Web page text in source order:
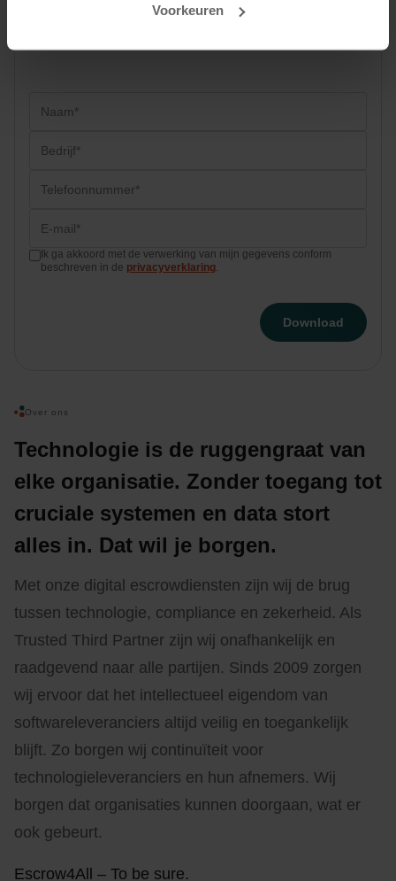
Voorkeuren
Download de gratis whitepaper ‘SaaS
Consent*
Ik ga akkoord met de verwerking van mijn gegevens conform
beschreven in de privacyverklaring.
Over ons
Technologie is de ruggengraat van
elke organisatie. Zonder toegang tot
cruciale systemen en data stort
alles in. Dat wil je borgen.
Met onze digital escrowdiensten zijn wij de brug
tussen technologie, compliance en zekerheid. Als
Trusted Third Partner zijn wij onafhankelijk en
raadgevend naar alle partijen. Sinds 2009 zorgen
wij ervoor dat het intellectueel eigendom van
softwareleveranciers altijd veilig en toegankelijk
blijft. Zo borgen wij continuïteit voor
technologieleveranciers en hun afnemers. Wij
borgen dat organisaties kunnen doorgaan, wat er
ook gebeurt.
Escrow4All – To be sure.